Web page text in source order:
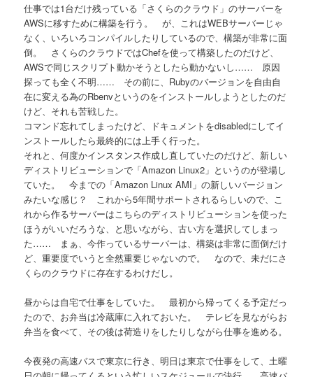
仕事では1台だけ残っている「さくらのクラウド」のサーバーを
AWSに移すために構築を行う。 が、これはWEBサーバーじゃ
なく、いろいろコンパイルしたりしているので、構築が非常に面
倒。 さくらのクラウドではChefを使って構築したのだけど、
AWSで同じスクリプト動かそうとしたら動かないし…… 原因
探っても全く不明…… その前に、Rubyのバージョンを自由自
在に変える為のRbenvというのをインストールしようとしたのだ
けど、それも苦戦した。
コマンド忘れてしまったけど、ドキュメントをdisabledにしてイ
ンストールしたら最終的には上手く行った。
それと、何度かインスタンス作成し直していたのだけど、新しい
ディストリビューションで「Amazon Linux2」というのが登場し
ていた。 今までの「Amazon Linux AMI」の新しいバージョン
みたいな感じ？ これから5年間サポートされるらしいので、こ
れから作るサーバーはこちらのディストリビューションを使った
ほうがいいだろうな、と思いながら、古い方を選択してしまっ
た…… まぁ、今作っているサーバーは、構築は非常に面倒だけ
ど、重要度でいうと全然重要じゃないので。 なので、未だにさ
くらのクラウドに存在するわけだし。
昼からは自宅で仕事をしていた。 最初から帰ってくる予定だっ
たので、お弁当は冷蔵庫に入れておいた。 テレビを見ながらお
弁当を食べて、その後は荷造りをしたりしながら仕事を進める。
今夜発の高速バスで東京に行き、明日は東京で仕事をして、土曜